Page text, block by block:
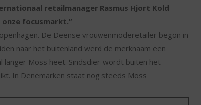
retailmanager Rasmus Hjort Kold
onze focusmarkt.”
De Deense vrouwenmoderetailer begon in
naar het buitenland werd de merknaam een
langer Moss heet. Sindsdien wordt buiten het
In Denemarken staat nog steeds Moss